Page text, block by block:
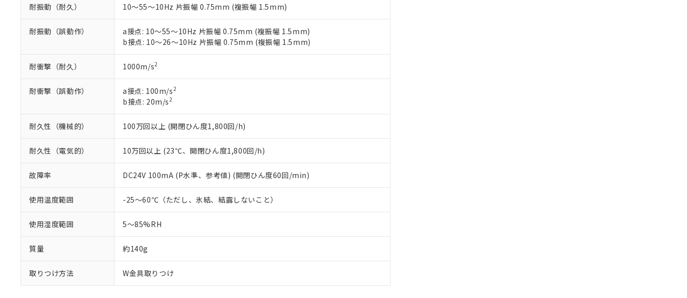
耐振動（耐久） 10～55～10Hz 片振幅 0.75mm (複振幅 1.5mm)
耐振動（誤動作）
a接点: 10～55～10Hz 片振幅 0.75mm (複振幅 1.5mm)
b接点: 10～26～10Hz 片振幅 0.75mm (複振幅 1.5mm)
耐衝撃（耐久） 1000m/s2
耐衝撃（誤動作） a接点: 100m/s2
b接点: 20m/s2
耐久性（機械的） 100万回以上 (開閉ひん度1,800回/h)
耐久性（電気的） 10万回以上 (23℃、開閉ひん度1,800回/h)
故障率 DC24V 100mA (P水準、参考値) (開閉ひん度60回/min)
使用温度範囲 -25～60℃（ただし、氷結、結露しないこと）
使用湿度範囲 5～85%RH
質量 約140g
取りつけ方法 W金具取りつけ